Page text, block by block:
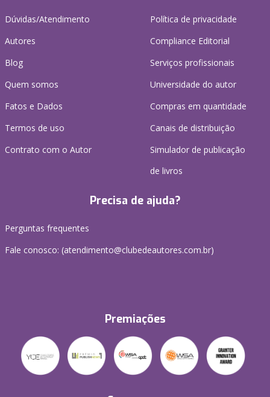
Dúvidas/Atendimento
Autores
Blog
Quem somos
Fatos e Dados
Termos de uso
Contrato com o Autor
Política de privacidade
Compliance Editorial
Serviços profissionais
Universidade do autor
Compras em quantidade
Canais de distribuição
Simulador de publicação
de livros
Precisa de ajuda?
Perguntas frequentes
Fale conosco: (atendimento@clubedeautores.com.br)
Premiações